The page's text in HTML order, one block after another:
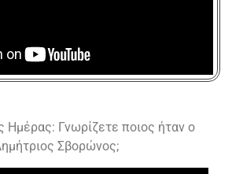
Ημέρας: Γνωρίζετε ποιος ήταν ο
Σβορώνος;